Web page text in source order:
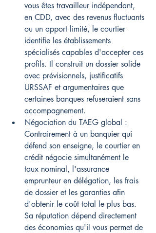
vous êtes travailleur indépendant,
en CDD, avec des revenus fluctuants
ou un apport limité, le courtier
identifie les établissements
spécialisés capables d'accepter ces
profils. Il construit un dossier solide
avec prévisionnels, justificatifs
URSSAF et argumentaires que
certaines banques refuseraient sans
accompagnement.
Négociation du TAEG global :
Contrairement à un banquier qui
défend son enseigne, le courtier en
crédit négocie simultanément le
taux nominal, l'assurance
emprunteur en délégation, les frais
de dossier et les garanties afin
d'obtenir le coût total le plus bas.
Sa réputation dépend directement
des économies qu'il vous permet de